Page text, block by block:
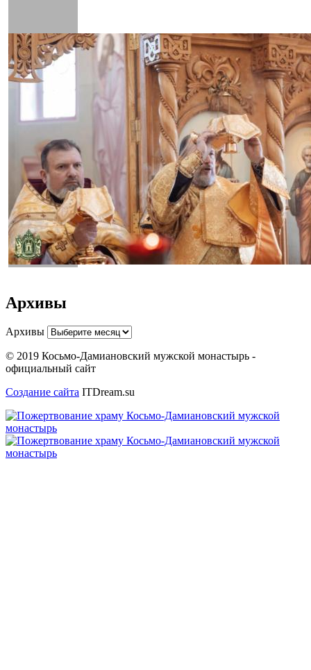
Архивы
Архивы
© 2019 Косьмо-Дамиановский мужской монастырь -
официальный сайт
Создание сайта ITDream.su